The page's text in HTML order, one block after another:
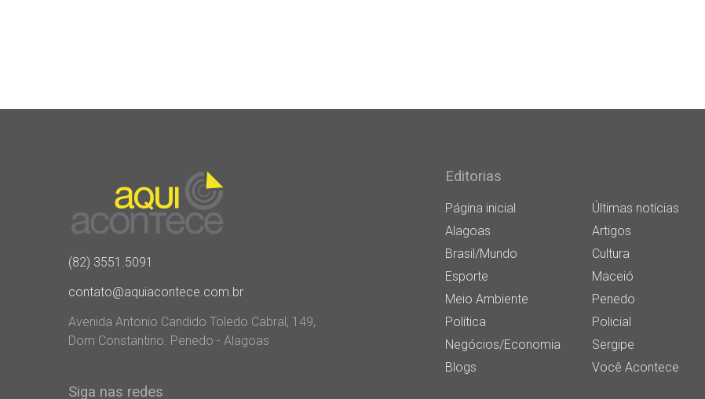
(82) 3551.5091
contato@aquiacontece.com.br
Avenida Antonio Candido Toledo Cabral, 149,
Dom Constantino. Penedo - Alagoas
Siga nas redes
Editorias
Página inicial
Últimas notícias
Alagoas
Artigos
Brasil/Mundo
Cultura
Esporte
Maceió
Meio Ambiente
Penedo
Política
Policial
Negócios/Economia
Sergipe
Blogs
Você Acontece